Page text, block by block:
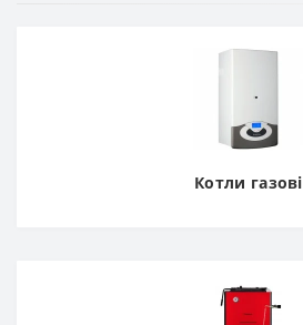
Котли газові